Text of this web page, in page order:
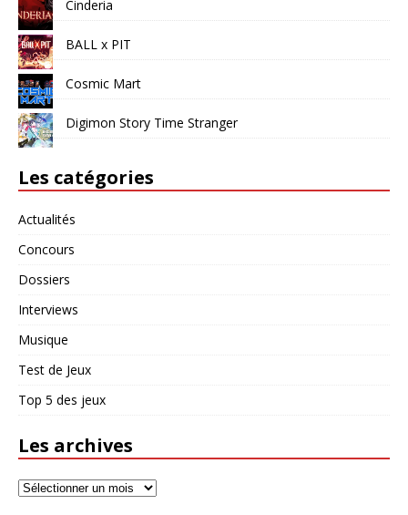
Cinderia
BALL x PIT
Cosmic Mart
Digimon Story Time Stranger
Les catégories
Actualités
Concours
Dossiers
Interviews
Musique
Test de Jeux
Top 5 des jeux
Les archives